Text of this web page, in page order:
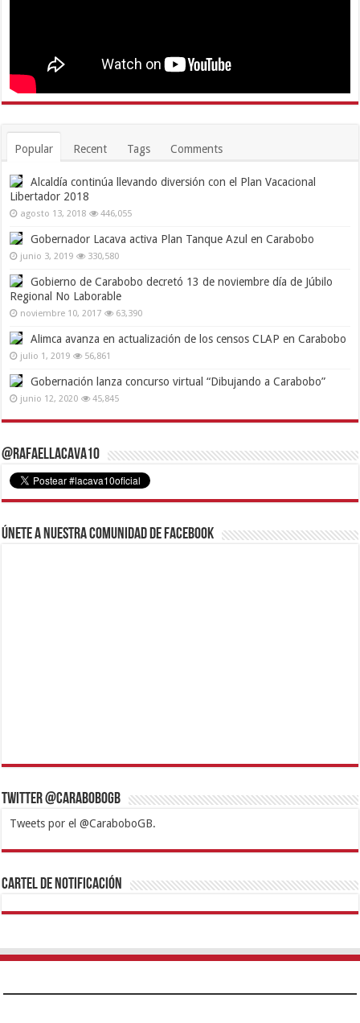
Popular Recent Tags Comments
Alcaldía continúa llevando diversión con el Plan Vacacional
Libertador 2018
agosto 13, 2018 446,055
Gobernador Lacava activa Plan Tanque Azul en Carabobo
junio 3, 2019 330,580
Gobierno de Carabobo decretó 13 de noviembre día de Júbilo
Regional No Laborable
noviembre 10, 2017 63,390
Alimca avanza en actualización de los censos CLAP en Carabobo
julio 1, 2019 56,861
Gobernación lanza concurso virtual “Dibujando a Carabobo”
junio 12, 2020 45,845
@RafaelLacava10
Únete a nuestra comunidad de Facebook
Twitter @CaraboboGB
Tweets por el @CaraboboGB.
1xbetBetturkeyBetistKralbetSupertotobetTipobetMatadorbetMariobet
https://mvbcasino.com/
Cartel de Notificación